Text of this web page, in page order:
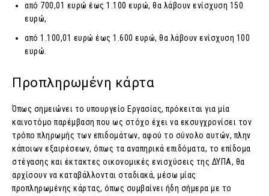
από 700,01 ευρώ έως 1.100 ευρώ, θα λάβουν ενίσχυση 150
ευρώ,
από 1.100,01 ευρώ έως 1.600 ευρώ, θα λάβουν ενίσχυση 100
ευρώ.
Προπληρωμένη κάρτα
Όπως σημειώνει το υπουργείο Εργασίας, πρόκειται για μία
καινοτόμο παρέμβαση που ως στόχο έχει να εκσυγχρονίσει τον
τρόπο πληρωμής των επιδομάτων, αφού το σύνολο αυτών, πλην
κάποιων εξαιρέσεων, όπως τα αναπηρικά επιδόματα, το επίδομα
στέγασης και έκτακτες οικονομικές ενισχύσεις της ΔΥΠΑ, θα
αρχίσουν να καταβάλλονται σταδιακά, μέσω μίας
προπληρωμένης κάρτας, όπως συμβαίνει ήδη σήμερα με το